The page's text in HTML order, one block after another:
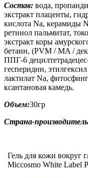
Состав: вода,
экстракт плаценты,
кислота Na, керамиды
ретинол пальмитат,
экстракт коры
бетаин, (PVM / MA /
ППГ-6
гесперидин,
лактилат Na,
ксантановая камедь.
Объем:30гр
Страна-
Гель для кожи вокруг
Miccosmo White Label